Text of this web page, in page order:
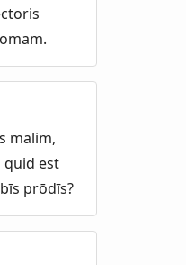
malim,
quid est
prōdīs?